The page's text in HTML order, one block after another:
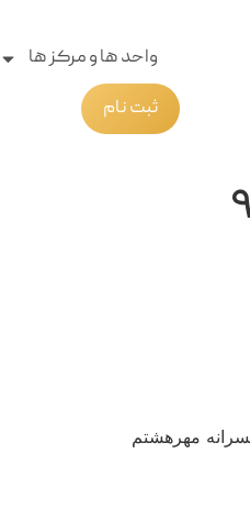
واحد ها و مرکز ها
ثبت نام
مهرهشتم